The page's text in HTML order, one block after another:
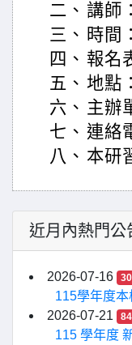
二、 講師
三、 時間
四、 報名
五、 地點
六、 主辦
七、 連絡
八、 本研
近月內熱門公
2026-07-16
115學年度
2026-07-21
115 學年度